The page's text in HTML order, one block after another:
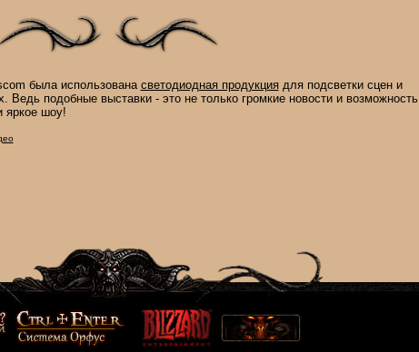
была использованасветодиодная продукциядля подсветки сцен и
Ведь подобные выставки - это не только громкие новости и возможность
яркое шоу!